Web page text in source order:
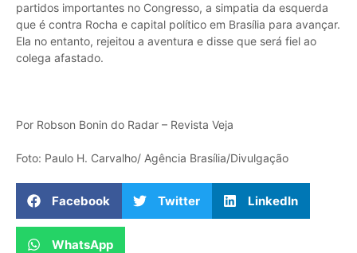
partidos importantes no Congresso, a simpatia da esquerda
que é contra Rocha e capital político em Brasília para avançar.
Ela no entanto, rejeitou a aventura e disse que será fiel ao
colega afastado.
Por Robson Bonin do Radar – Revista Veja
Foto: Paulo H. Carvalho/ Agência Brasília/Divulgação
Facebook Twitter LinkedIn
WhatsApp